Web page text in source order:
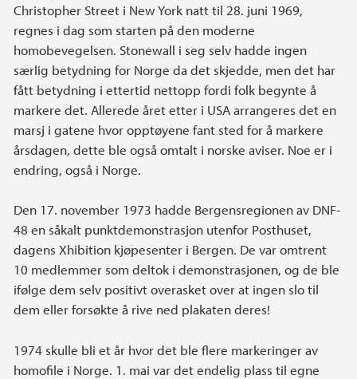
Christopher Street i New York natt til 28. juni 1969,
regnes i dag som starten på den moderne
homobevegelsen. Stonewall i seg selv hadde ingen
særlig betydning for Norge da det skjedde, men det har
fått betydning i ettertid nettopp fordi folk begynte å
markere det. Allerede året etter i USA arrangeres det en
marsj i gatene hvor opptøyene fant sted for å markere
årsdagen, dette ble også omtalt i norske aviser. Noe er i
endring, også i Norge.
Den 17. november 1973 hadde Bergensregionen av DNF-
48 en såkalt punktdemonstrasjon utenfor Posthuset,
dagens Xhibition kjøpesenter i Bergen. De var omtrent
10 medlemmer som deltok i demonstrasjonen, og de ble
ifølge dem selv positivt overasket over at ingen slo til
dem eller forsøkte å rive ned plakaten deres!
1974 skulle bli et år hvor det ble flere markeringer av
homofile i Norge. 1. mai var det endelig plass til egne